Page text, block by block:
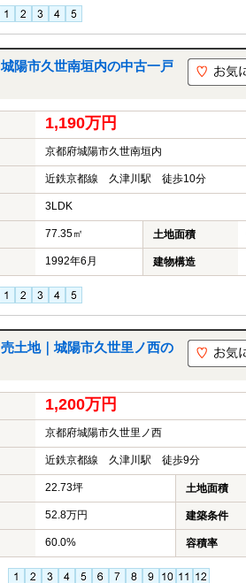
陽市久世南垣内の中古一戸
1,190万円
京都府城陽市久世南垣内
近鉄京都線 久津川駅 徒歩10分
3LDK
77.35㎡ 土地面積
1992年6月 建物構造
地｜城陽市久世里ノ西の
1,200万円
京都府城陽市久世里ノ西
近鉄京都線 久津川駅 徒歩9分
22.73坪 土地面積
52.8万円 建築条件
60.0% 容積率